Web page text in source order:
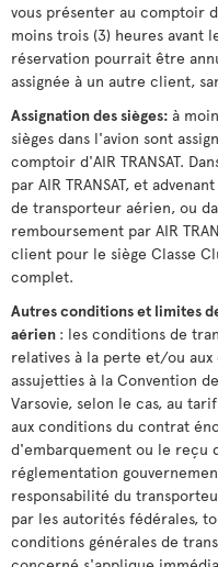
vous présenter au comptoir
moins trois (3) heures avant
réservation pourrait être
assignée à un autre client,
Assignation des sièges: à
sièges dans l'avion sont
comptoir d'AIR TRANSAT.
par AIR TRANSAT, et
de transporteur aérien, ou
remboursement par AIR
client pour le siège Classe
complet.
Autres conditions et limites
aérien : les conditions de
relatives à la perte et/ou aux
assujetties à la Convention
Varsovie, selon le cas, au
aux conditions du contrat
d'embarquement ou le reçu
réglementation
responsabilité du
par les autorités fédérales,
conditions générales de